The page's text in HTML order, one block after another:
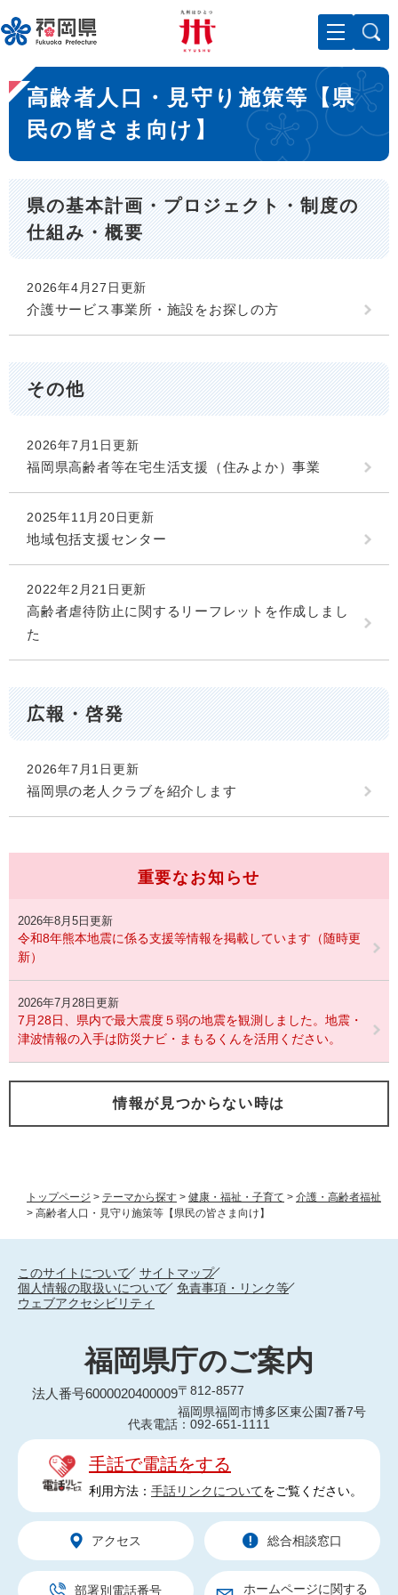
ー
ジ
先
頭
。
メニューを飛ばして本文へ
トップページ > テーマから探す > 健康・福祉・子育て > 介護・高齢者福祉
> 高齢者人口・見守り施策等【県民の皆さま向け】
本
文
高齢者人口・見守り施策等【県
民の皆さま向け】
県の基本計画・プロジェクト・制度の
仕組み・概要
2026年4月27日更新
介護サービス事業所・施設をお探しの方
その他
2026年7月1日更新
福岡県高齢者等在宅生活支援（住みよか）事業
2025年11月20日更新
地域包括支援センター
2022年2月21日更新
高齢者虐待防止に関するリーフレットを作成しまし
た
広報・啓発
2026年7月1日更新
福岡県の老人クラブを紹介します
重要なお知らせ
2026年8月5日更新
令和8年熊本地震に係る支援等情報を掲載しています（随時更
新）
2026年7月28日更新
7月28日、県内で最大震度５弱の地震を観測しました。地震・
津波情報の入手は防災ナビ・まもるくんを活用ください。
情報が見つからない時は
このサイトについて
サイトマップ
個人情報の取扱いについて
免責事項・リンク等
ウェブアクセシビリティ
福岡県庁のご案内
法人番号6000020400009〒812-8577
福岡県福岡市博多区東公園7番7号
代表電話：092-651-1111
手話で電話をする
利用方法： 手話リンクについてをご覧ください。
アクセス 総合相談窓口
部署別電話番号
ホームページに関する